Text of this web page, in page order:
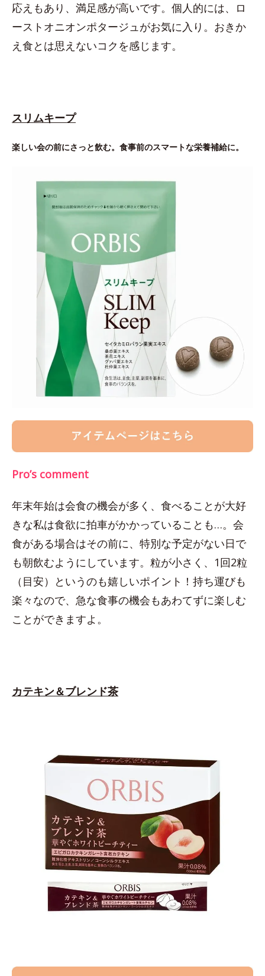
応えもあり、満足感が高いです。個人的には、ロ
ーストオニオンポタージュがお気に入り。おきか
え食とは思えないコクを感じます。
スリムキープ
楽しい会の前にさっと飲む。食事前のスマートな栄養補給に。
Pro’s comment
年末年始は会食の機会が多く、食べることが大好
きな私は食欲に拍車がかかっていることも…。会
食がある場合はその前に、特別な予定がない日で
も朝飲むようにしています。粒が小さく、1回2粒
（目安）というのも嬉しいポイント！持ち運びも
楽々なので、急な食事の機会もあわてずに楽しむ
ことができますよ。
カテキン＆ブレンド茶